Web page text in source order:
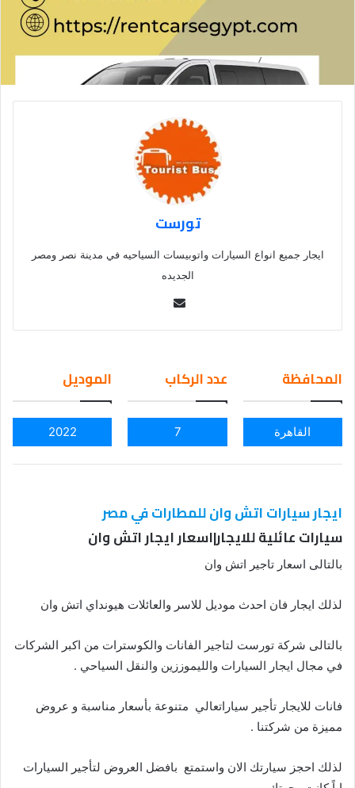
تورست
ايجار جميع انواع السيارات واتوبيسات السياحيه في مدينة نصر ومصر
الجديده
ail
المحافظة
القاهرة
عدد الركاب
7
الموديل
2022
ايجار سيارات اتش وان للمطارات في مصر
سيارات عائلية للايجار|اسعار ايجار اتش وان
بالتالى اسعار تاجير اتش وان
لذلك ايجار فان احدث موديل للاسر والعائلات هيونداي اتش وان
بالتالى شركة تورست لتاجير الفانات والكوسترات من اكبر الشركات
في مجال ايجار السيارات والليموززين والنقل السياحي .
فانات للايجار تأجير سياراتعالي متنوعة بأسعار مناسبة و عروض
مميزة من شركتنا .
لذلك احجز سيارتك الان واستمتع بافضل العروض لتأجير السيارات